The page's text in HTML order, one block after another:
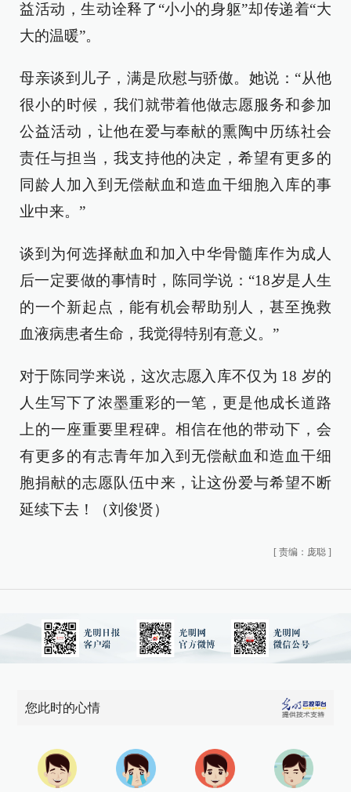
益活动，生动诠释了“小小的身躯”却传递着“大
大的温暖”。
母亲谈到儿子，满是欣慰与骄傲。她说：“从他
很小的时候，我们就带着他做志愿服务和参加
公益活动，让他在爱与奉献的熏陶中历练社会
责任与担当，我支持他的决定，希望有更多的
同龄人加入到无偿献血和造血干细胞入库的事
业中来。”
谈到为何选择献血和加入中华骨髓库作为成人
后一定要做的事情时，陈同学说：“18岁是人生
的一个新起点，能有机会帮助别人，甚至挽救
血液病患者生命，我觉得特别有意义。”
对于陈同学来说，这次志愿入库不仅为 18 岁的
人生写下了浓墨重彩的一笔，更是他成长道路
上的一座重要里程碑。相信在他的带动下，会
有更多的有志青年加入到无偿献血和造血干细
胞捐献的志愿队伍中来，让这份爱与希望不断
延续下去！（刘俊贤）
[ 责编：庞聪 ]
您此时的心情